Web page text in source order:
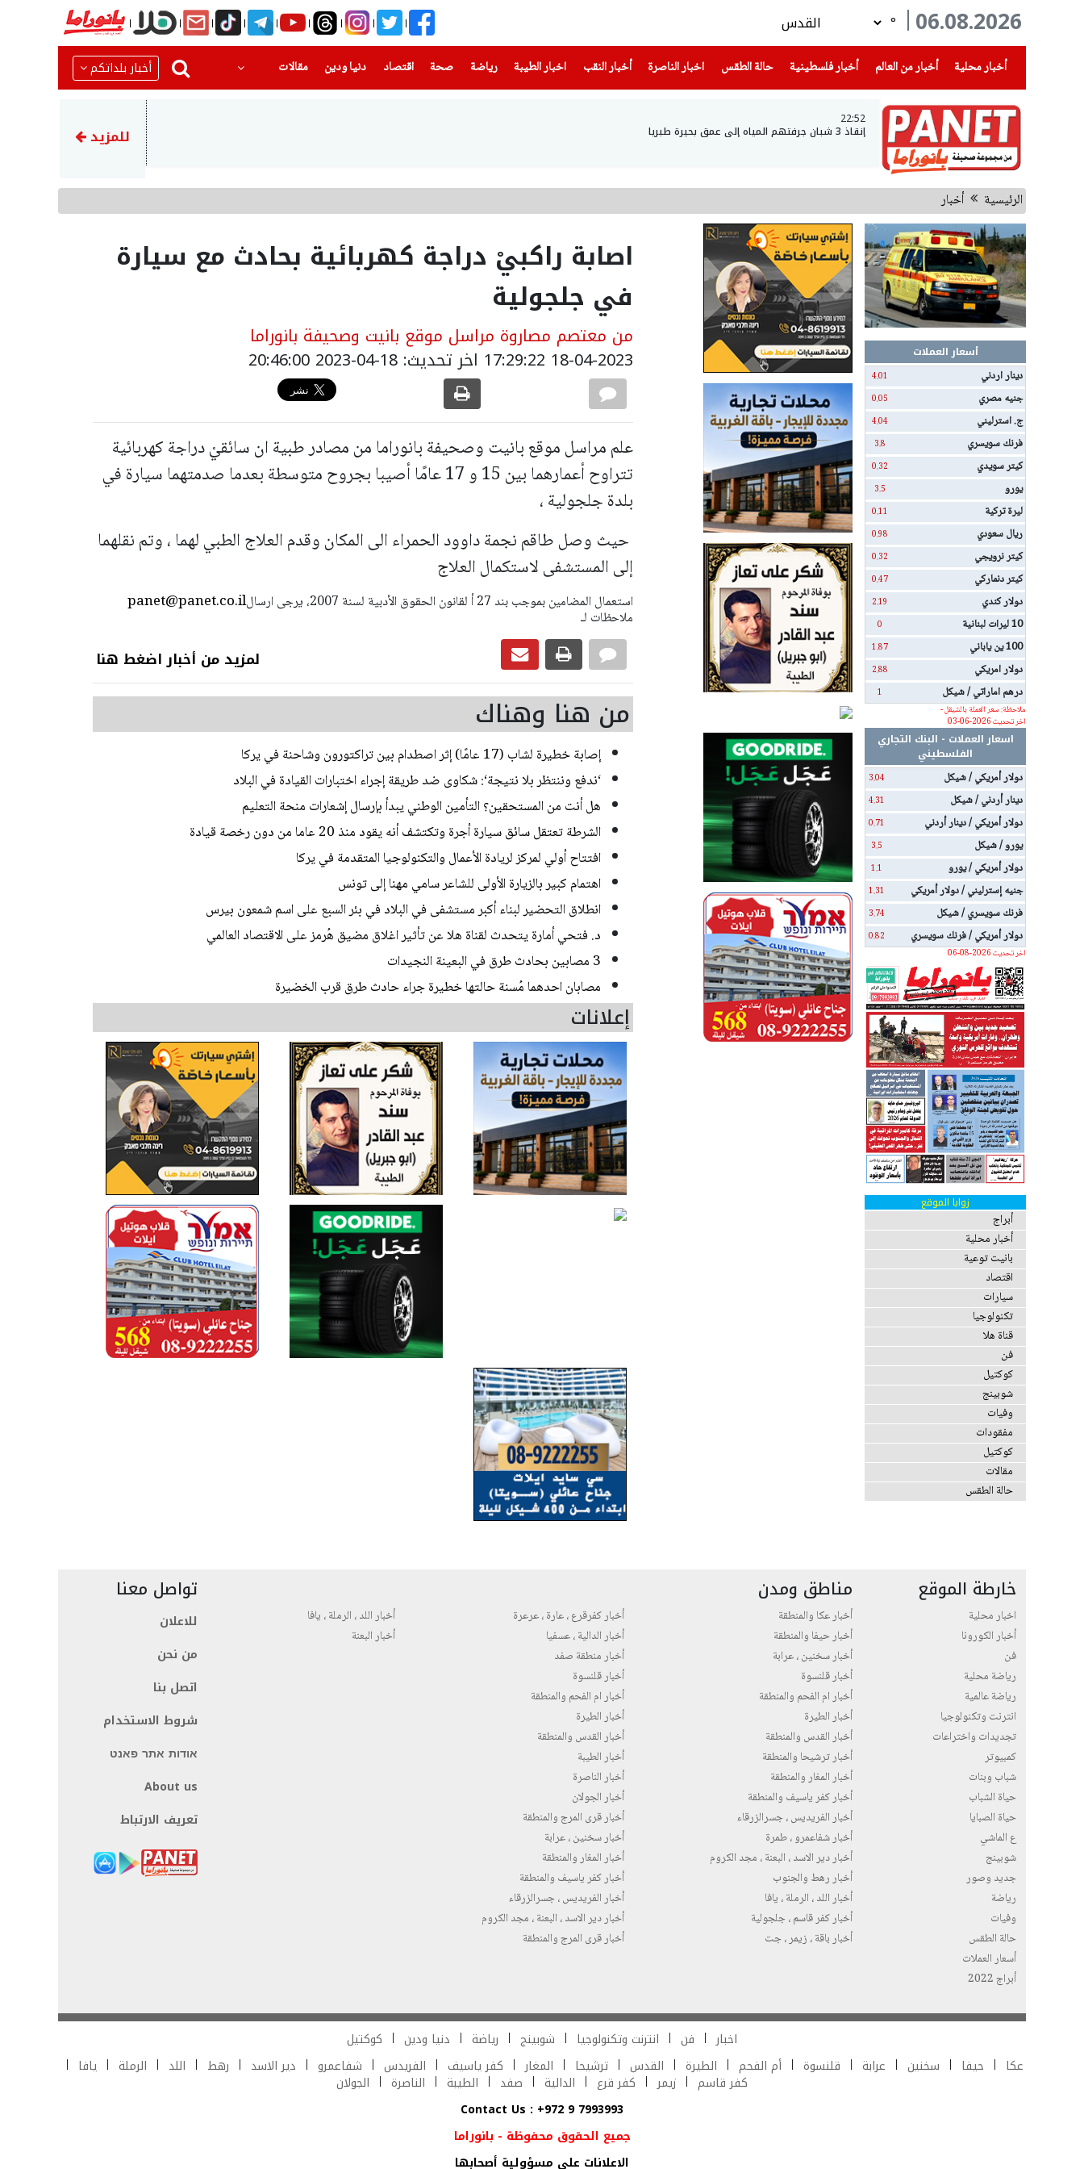
06.08.2026
°
أخبار محلية
(current) أخبار من العالم أخبار فلسطينية(current) حالة الطقس اخبار الناصرة
(current) أخبار النقب اخبار الطيبة(current) رياضة
(current) صحة(current) اقتصاد دنيا ودين
(current) مقالات أخبار بلداتكم
22:52
إنقاذ 3 شبان جرفتهم المياه إلى عمق بحيرة طبريا رضيع بحالة حرجةبعد تعرضه
للمزيد
الرئيسية أخبار
أسعار العملات
دينار اردني
4.01
جنيه مصري 0.05
ج. استرليني 4.04
فرنك سويسري 3.8
كيتر سويدي 0.32
يورو 3.5
ليرة تركية 0.11
ريال سعودي 0.98
كيتر نرويجي 0.32
كيتر دنماركي 0.47
دولار كندي 2.19
10 ليرات لبنانية 0
100 ين ياباني 1.87
دولار امريكي 2.88
درهم اماراتي / شيكل
1
ملاحظة: سعر العملة بالشيقل -
اخر تحديث 2026-06-03
اسعار العملات - البنك التجاري
الفلسطيني
دولار أمريكي / شيكل
3.04
دينار أردني / شيكل 4.31
دولار أمريكي / دينار أردني 0.71
يورو / شيكل 3.5
دولار أمريكي / يورو 1.1
جنيه إسترليني / دولار أمريكي 1.31
فرنك سويسري / شيكل 3.74
دولار أمريكي / فرنك سويسري
0.82
اخر تحديث 2026-08-06
زوايا الموقع
أبراج
أخبار محلية
بانيت توعية
اقتصاد
سيارات
تكنولوجيا
قناة هلا
فن
كوكتيل
شوبينج
وفيات
مفقودات
كوكتيل
مقالات
حالة الطقس
اصابة راكبيْ دراجة كهربائية بحادث مع سيارة
في جلجولية
من معتصم مصاروة مراسل موقع بانيت وصحيفة بانوراما
18-04-2023 17:29:22 اخر تحديث: 18-04-2023 20:46:00
علم مراسل موقع بانيت وصحيفة بانوراما من مصادر طبية ان سائقيْ دراجة كهربائية
تتراوح أعمارهما بين 15 و 17 عامًا أصيبا بجروح متوسطة بعدما صدمتهما سيارة في
بلدة جلجولية ،
حيث وصل طاقم نجمة داوود الحمراء الى المكان وقدم العلاج الطبي لهما ، وتم نقلهما
إلى المستشفى لاستكمال العلاج
panet@panet.co.ilاستعمال المضامين بموجب بند 27 أ لقانون الحقوق الأدبية لسنة 2007، يرجى ارسال
ملاحظات لـ
لمزيد من أخبار اضغط هنا
من هنا وهناك
إصابة خطيرة لشاب (17 عامًا) إثر اصطدام بين تراكتورون وشاحنة في يركا
‘ندفع وننتظر بلا نتيجة‘: شكاوى ضد طريقة إجراء اختبارات القيادة في البلاد
هل أنت من المستحقين؟ التأمين الوطني يبدأ بإرسال إشعارات منحة التعليم
الشرطة تعتقل سائق سيارة أجرة وتكتشف أنه يقود منذ 20 عاما من دون رخصة قيادة
افتتاح أولي لمركز لريادة الأعمال والتكنولوجيا المتقدمة في يركا
اهتمام كبير بالزيارة الأولى للشاعر سامي مهنا إلى تونس
انطلاق التحضير لبناء أكبر مستشفى في البلاد في بئر السبع على اسم شمعون بيرس
د. فتحي أمارة يتحدث لقناة هلا عن تأثير اغلاق مضيق هُرمز على الاقتصاد العالمي
3 مصابين بحادث طرق في البعينة النجيدات
مصابان احدهما مُسنة حالتها خطيرة جراء حادث طرق قرب الخضيرة
إعلانات
خارطة الموقع
اخبار محلية
أخبار الكورونا
فن
رياضة محلية
رياضة عالمية
انترنت وتكنولوجيا
تجديدات واختراعات
كمبيوتر
شباب وبنات
حياة الشباب
حياة الصبايا
ع الماشي
شوبينج
جديد وصور
رياضة
وفيات
حالة الطقس
أسعار العملات
أبراج 2022
مناطق ومدن
أخبار عكا والمنطقة
أخبار حيفا والمنطقة
أخبار سخنين ، عرابة
أخبار قلنسوة
أخبار ام الفحم والمنطقة
أخبار الطيرة
أخبار القدس والمنطقة
أخبار ترشيحا والمنطقة
أخبار المغار والمنطقة
أخبار كفر ياسيف والمنطقة
أخبار الفريديس ، جسرالزرقاء
أخبار شفاعمرو ، طمرة
أخبار دير الاسد ، البعنة ، مجد الكروم
أخبار رهط والجنوب
أخبار اللد ، الرملة ، يافا
أخبار كفر قاسم ، جلجولية
أخبار باقة ، زيمر ، جت
أخبار كفرقرع ، عارة ، عرعرة
أخبار الدالية ، عسفيا
أخبار منطقة صفد
أخبار قلنسوة
أخبار ام الفحم والمنطقة
أخبار الطيرة
أخبار القدس والمنطقة
أخبار الطيبة
أخبار الناصرة
أخبار الجولان
أخبار قرى المرج والمنطقة
أخبار سخنين ، عرابة
أخبار المغار والمنطقة
أخبار كفر ياسيف والمنطقة
أخبار الفريديس ، جسرالزرقاء
أخبار دير الاسد ، البعنة ، مجد الكروم
أخبار قرى المرج والمنطقة
أخبار اللد ، الرملة ، يافا
أخبار البعنة
تواصل معنا
للاعلان
من نحن
اتصل بنا
شروط الاستخدام
אודות אתר פאנט
About us
تعريف الارتباط
اخبار فن انترنت وتكنولوجيا شوبينج رياضة دنيا ودين
كوكتيل
عكا
حيفا سخنين عرابة قلنسوة أم الفحم الطيرة القدس ترشيحا المغار كفر ياسيف الفريدس شفاعمرو دير الاسد رهط اللد الرملة يافا
كفر قاسم زيمر كفر قرع الدالية صفد الطيبة الناصرة
الجولان
Contact Us : +972 9 7993993
جميع الحقوق محفوظة - بانوراما
الاعلانات على مسؤولية أصحابها